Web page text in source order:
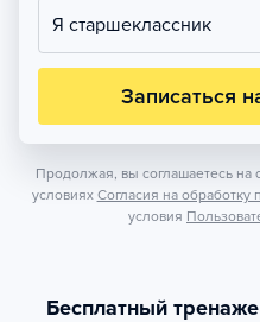
Я старшеклассник
Записаться
Продолжая, вы соглашаетесь на
условиях Согласия на
условия
Бесплатный